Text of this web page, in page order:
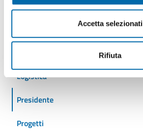
Accetta selezionati
Rifiuta
Crociere
Logistica
Presidente
Progetti